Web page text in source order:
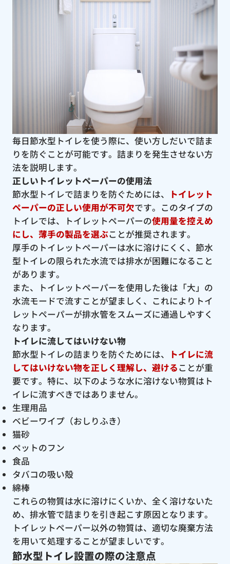
毎日節水型トイレを使う際に、使い方しだいで詰ま
りを防ぐことが可能です。詰まりを発生させない方
法を説明します。
正しいトイレットペーパーの使用法
節水型トイレで詰まりを防ぐためには、
トイレット
ペーパーの正しい使用が不可欠です。このタイプの
トイレでは、トイレットペーパーの使用量を控えめ
にし、薄手の製品を選ぶことが推奨されます。
厚手のトイレットペーパーは水に溶けにくく、節水
型トイレの限られた水流では排水が困難になること
があります。
また、トイレットペーパーを使用した後は「大」の
水流モードで流すことが望ましく、これによりトイ
レットペーパーが排水管をスムーズに通過しやすく
なります。
トイレに流してはいけない物
節水型トイレの詰まりを防ぐためには、
トイレに流
してはいけない物を正しく理解し、避けることが重
要です。特に、以下のような水に溶けない物質はト
イレに流すべきではありません。
生理用品
ベビーワイプ（おしりふき）
猫砂
ペットのフン
食品
タバコの吸い殻
綿棒
これらの物質は水に溶けにくいか、全く溶けないた
め、排水管で詰まりを引き起こす原因となります。
トイレットペーパー以外の物質は、適切な廃棄方法
を用いて処理することが望ましいです。
節水型トイレ設置の際の注意点